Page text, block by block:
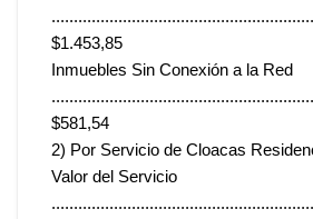
$1.453,85
Inmuebles Sin Conexión a la Red
$581,54
2) Por Servicio de Cloacas
Valor del Servicio